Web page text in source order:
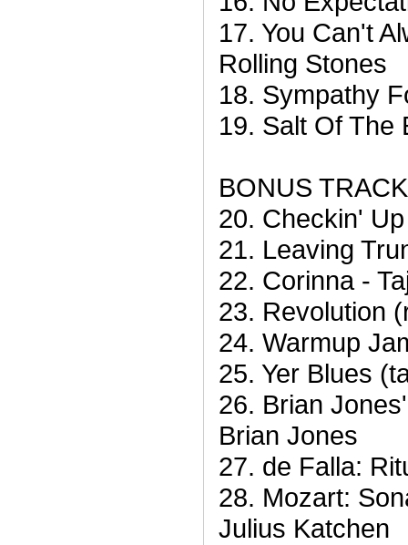
17. You Can't
Rolling Stones
18. Sympathy
19. Salt Of The
BONUS
20. Checkin'
21. Leaving
22. Corinna -
23. Revolution
24. Warmup
25. Yer Blues
26. Brian
Brian Jones
27. de Falla:
28. Mozart:
Julius Katchen